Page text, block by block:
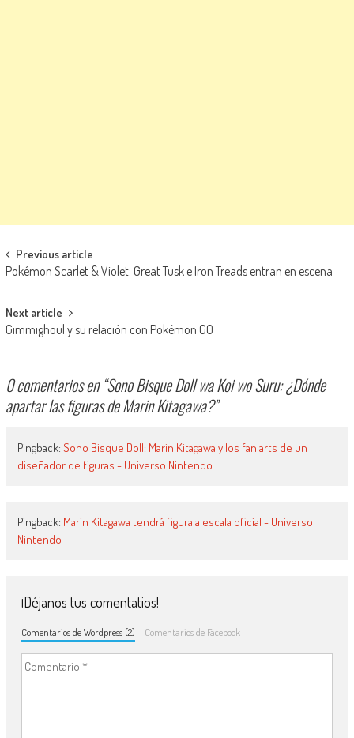
Navegación de entradas
Previous article
Pokémon Scarlet & Violet: Great Tusk e Iron Treads entran en escena
Next article
Gimmighoul y su relación con Pokémon GO
0 comentarios en “Sono Bisque Doll wa Koi wo Suru: ¿Dónde
apartar las figuras de Marin Kitagawa?”
Pingback: Sono Bisque Doll: Marin Kitagawa y los fan arts de un
diseñador de figuras - Universo Nintendo
Pingback: Marin Kitagawa tendrá figura a escala oficial - Universo
Nintendo
¡Déjanos tus comentatios!
Comentarios de Wordpress (2) Comentarios de Facebook